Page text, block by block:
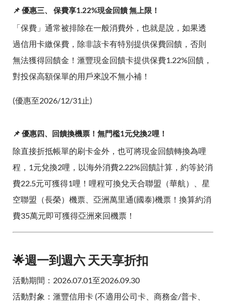
📌 優惠三、 保費享1.22%現金回饋 無上限！
「保費」通常被排除在一般消費外，也就是說，如果透
過信用卡繳保費，除非該卡有特別提供保費回饋，否則
無法獲得回饋金！滙豐現金回饋卡提供保費1.22%回饋，
對投保高額保單的用戶來說不無小補！
(優惠至2026/12/31止)
📌 優惠四、回饋換機票！無門檻1元兌換2哩！
除直接折抵帳單的刷卡金外，也可將現金回饋轉換為哩
程，1元兌換2哩，以海外消費2.22%回饋計算，約等於消
費22.5元可獲得1哩！哩程可換兌天合聯盟（華航）、星
空聯盟（長榮）機票、亞洲萬里通(國泰)機票！換算約消
費35萬元即可獲得亞洲來回機票！
🌟週一到週六 天天享折扣
活動期間：2026.07.01至2026.09.30
活動對象：滙豐信用卡 (不適用公司卡、商務金/普卡、